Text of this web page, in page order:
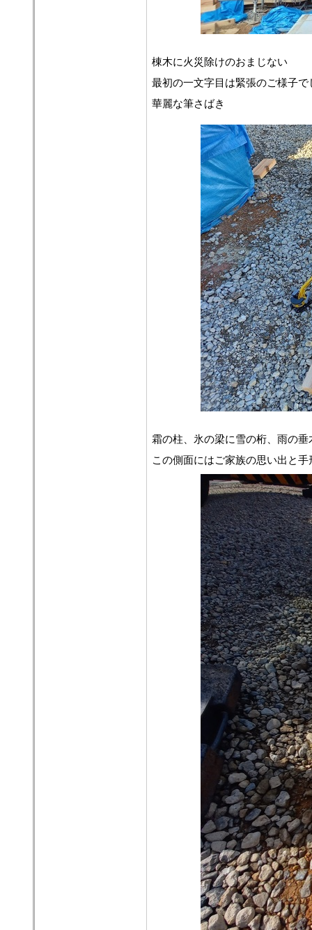
棟木に火災除けのおまじない
最初の一文字目は緊張のご様子
華麗な筆さばき
霜の柱、氷の梁に雪の桁、雨の
この側面にはご家族の思い出と